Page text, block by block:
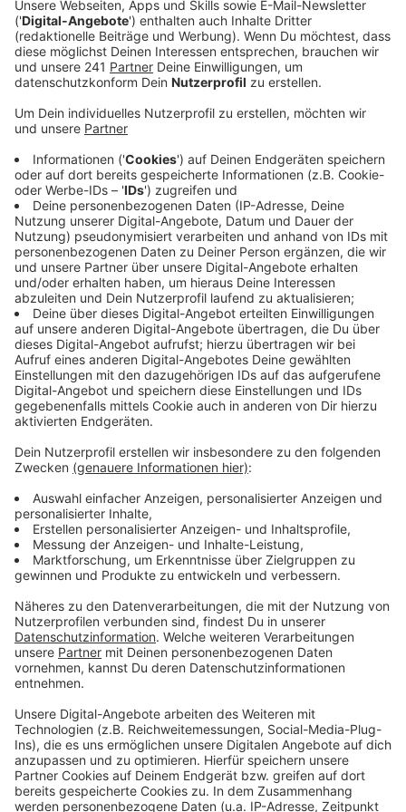
Veröffentlicht:Mittwoch, 08.11.2023 13:21
Anzeige
Geld, das unsere Stadt in der angespannten
finanziellen Situation gut gebrauchen könnte. Zuletzt
hatte Oberbürgermeister Richrath gemeinsam mit
anderen Kommunen einen offenen Brief verfasst, der
die Haushaltsführung des LVR kritisiert. Demnach
fließe bei dem LVR zu viel Geld in die falschen Dinge.
Der LVR betreibt in Leverkusen
Gesundheitseinrichtungen und fördert soziale
Projekte. Knapp 160 Menschen arbeiten in Leverkusen
für den Verband.
Anzeige
Weitere Meldungen aus unserer Stadt
Anzeige
Leverkusener Weihnachtsmärkte mit Musik
Verluste für Leverkusener Bayer Konzern
Aus für Arena Alaaf in Leverkusen
Anzeige